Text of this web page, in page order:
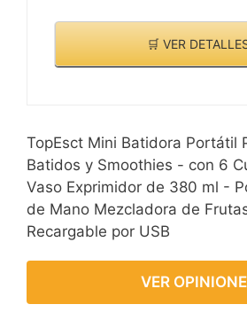
🛒 VER
TopEsct Mini Batidora Portátil
Batidos y Smoothies - con 6
Vaso Exprimidor de 380 ml -
de Mano Mezcladora de
Recargable por USB
VER